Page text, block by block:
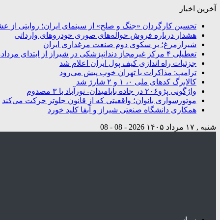
آخرین اخبار
تحسین کارگردان «جنگ و صلح» از سینمای ایران؛ روایتی از
هشدار درباره فروش حواله‌های صوری خودروهای وارداتی
شیرازمرغ؛ بر سکوی دوم صنعت مرغداری ایران
تعطیلی ۴ مرکز غیرمجاز دندانپزشکی در شیراز از ابتدای مردادماه تاکنون
جزئیات راه اندازی کیف پول ایران اعلام شد
ترامپ: مذاکرات با تهران خوب پیش می‌رود
کالابرگ کدهای ملی ۰، ۱ و ۲ شارژ شد
واژگونی پژو۲۰۶ در جاده بابامیدان- نورآباد با ۳ مصدوم
موتورسواری بانوان؛ واقعیتی که از قانون جلوتر حرکت می‌کند
همکاری دانشگاه صنعتی شیراز و آبفا کلید خورد
شنبه , ۱۷ مرداد ۱۴۰۵ 2026 - 08 - 08